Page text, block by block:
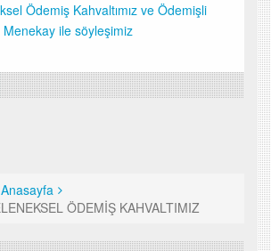
Ödemiş Kahvaltımız ve Ödemişli
Menekay ile söyleşimiz
Anasayfa
ÖDEMİŞ KAHVALTIMIZ